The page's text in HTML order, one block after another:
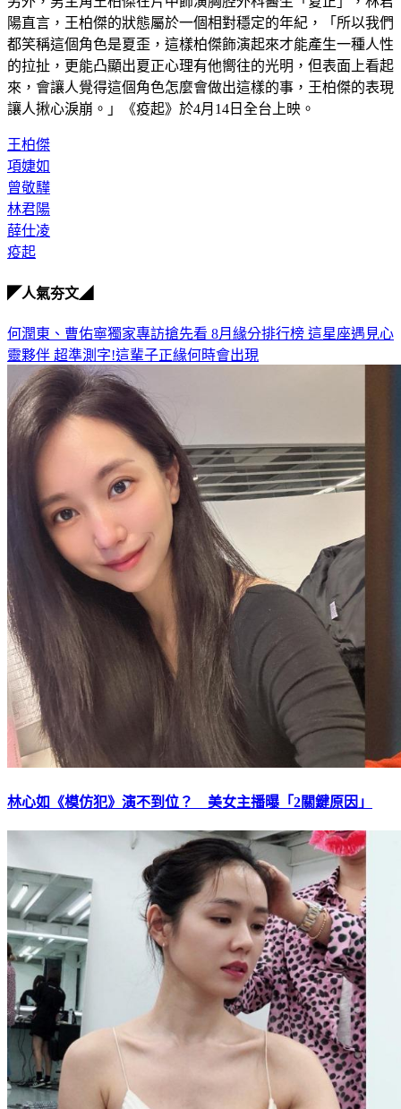
陽直言，王柏傑的狀態屬於一個相對穩定的年紀，「所以我們
都笑稱這個角色是夏歪，這樣柏傑飾演起來才能產生一種人性
的拉扯，更能凸顯出夏正心理有他嚮往的光明，但表面上看起
來，會讓人覺得這個角色怎麼會做出這樣的事，王柏傑的表現
讓人揪心淚崩。」《疫起》於4月14日全台上映。
王柏傑
項婕如
曾敬驊
林君陽
薛仕凌
疫起
◤人氣夯文◢
何潤東、曹佑寧獨家專訪搶先看 8月緣分排行榜 這星座遇見心
靈夥伴 超準測字!這輩子正緣何時會出現
林心如《模仿犯》演不到位？ 美女主播曝「2關鍵原因」